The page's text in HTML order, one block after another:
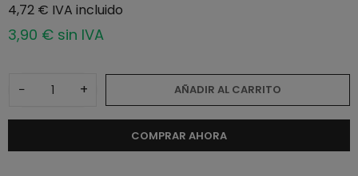
4,72 € IVA incluido
3,90 € sin IVA
− + AÑADIR AL CARRITO
COMPRAR AHORA